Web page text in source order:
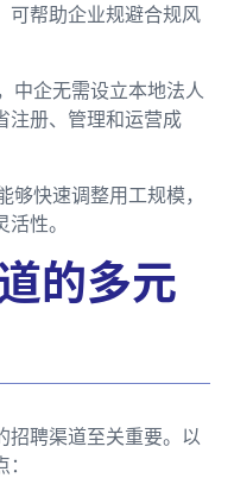
可帮助企业规避合规风
中企无需设立本地法人
注册、管理和运营成
够快速调整用工规模，
性。
的多元
招聘渠道至关重要。以